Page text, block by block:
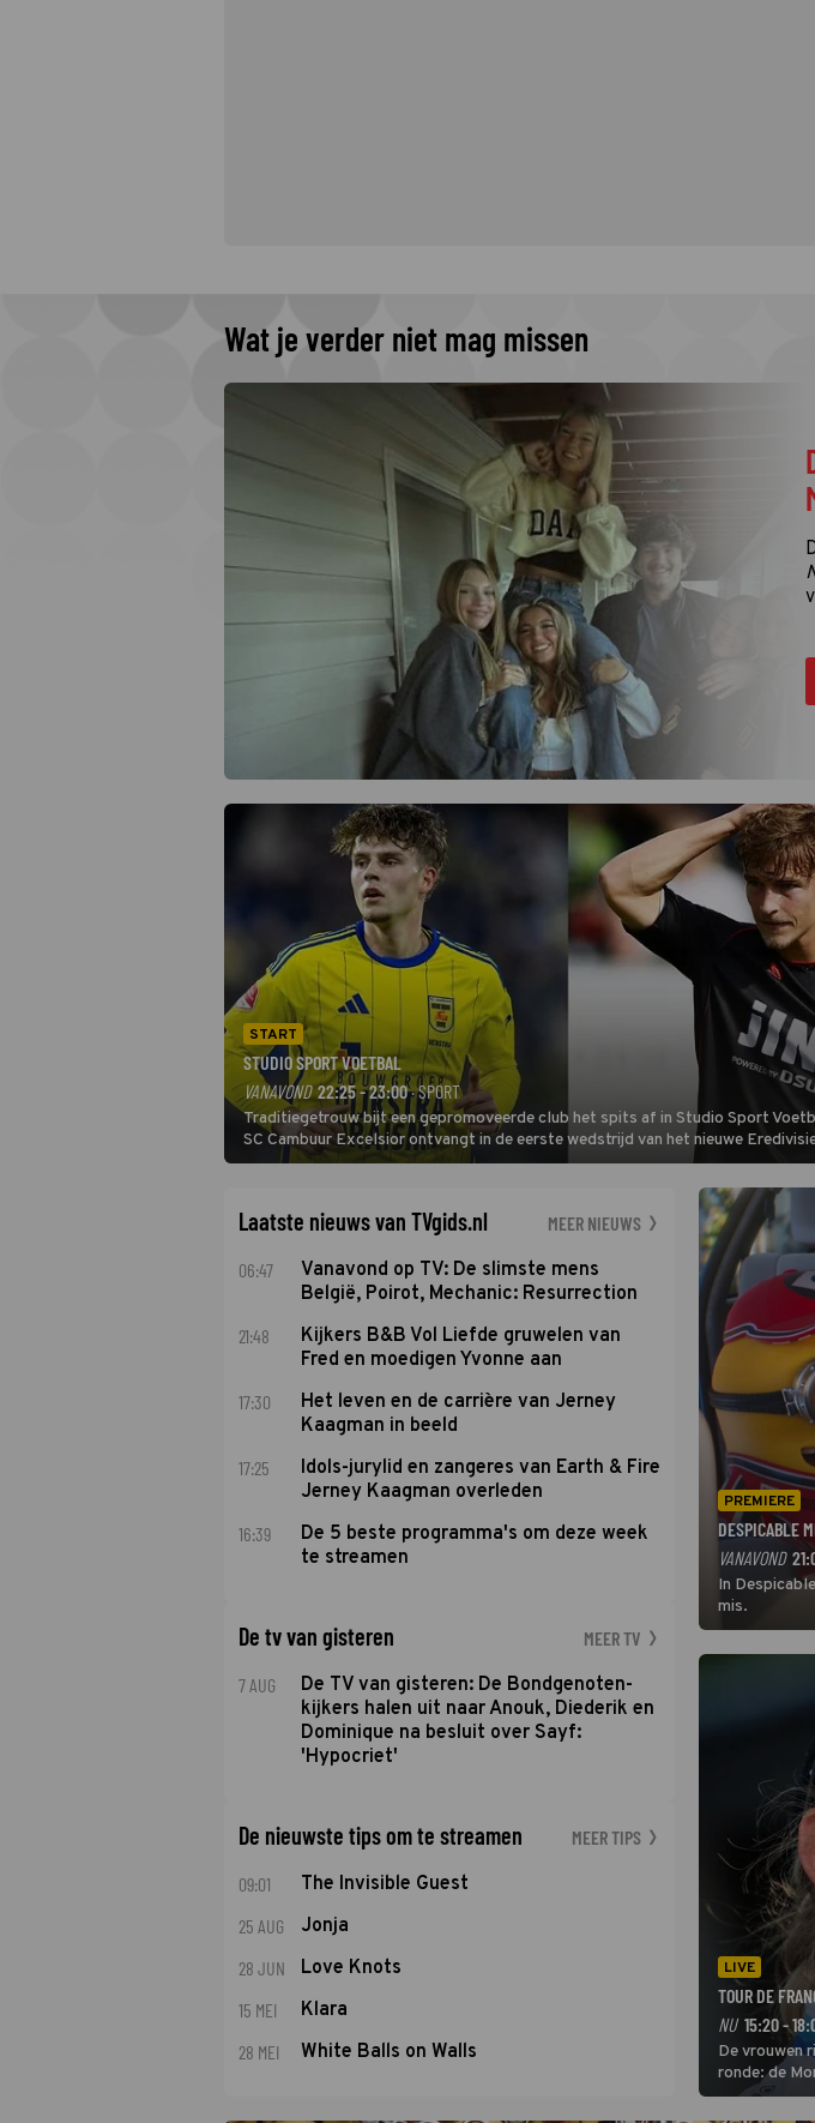
Wat je verder niet mag missen
START
STUDIO SPORT VOETBAL
VANAVOND 22:25 - 23:00· SPORT
Traditiegetrouw bijt een gepromoveerde club het spits af in Studio Sport
SC Cambuur Excelsior ontvangt in de eerste wedstrijd van het nieuwe
De nieuwe oefenmeester is Johan Plat en hij wil aanvallend voetballen.
Laatste nieuws van TVgids.nl MEER NIEUWS
06:47
Vanavond op TV: De slimste mens
België, Poirot, Mechanic: Resurrection
21:48
Kijkers B&B Vol Liefde gruwelen van
Fred en moedigen Yvonne aan
17:30
Het leven en de carrière van Jerney
Kaagman in beeld
17:25
Idols-jurylid en zangeres van Earth & Fire
Jerney Kaagman overleden
16:39
De 5 beste programma's om deze week
te streamen
De tv van gisteren MEER TV
7 AUG
De TV van gisteren: De Bondgenoten-
kijkers halen uit naar Anouk, Diederik en
Dominique na besluit over Sayf:
'Hypocriet'
De nieuwste tips om te streamen MEER TIPS
09:01 The Invisible Guest
25 AUG Jonja
28 JUN Love Knots
15 MEI Klara
28 MEI White Balls on Walls
PREMIERE
DESPICABLE
VANAVOND
In
mis.
LIVE
TOUR DE
NU 15:20 -
De vrouwen
ronde: de
uit de